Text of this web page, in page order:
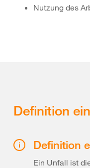
Nutzung des
Definition
Definition
Ein Unfall ist